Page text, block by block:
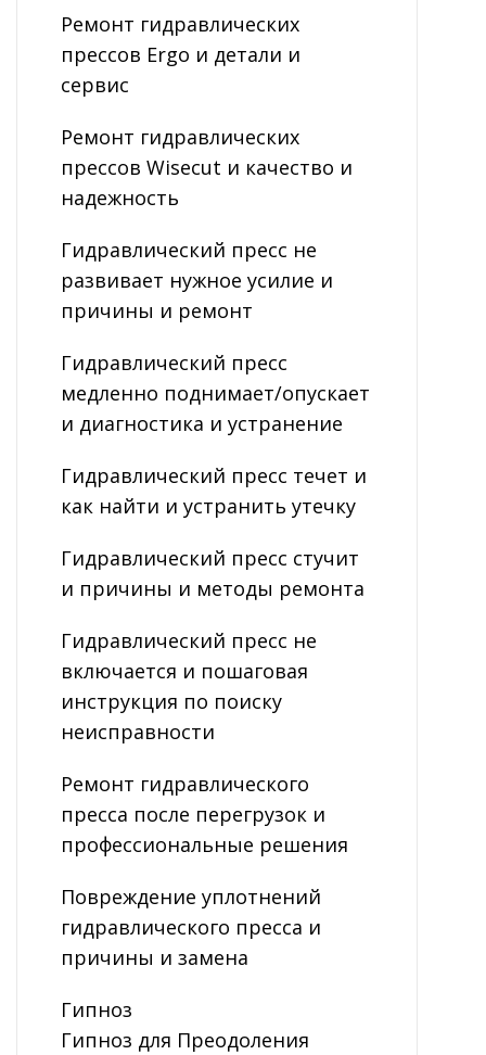
Ремонт гидравлических
прессов Ergo и детали и
сервис
Ремонт гидравлических
прессов Wisecut и качество и
надежность
Гидравлический пресс не
развивает нужное усилие и
причины и ремонт
Гидравлический пресс
медленно поднимает/опускает
и диагностика и устранение
Гидравлический пресс течет и
как найти и устранить утечку
Гидравлический пресс стучит
и причины и методы ремонта
Гидравлический пресс не
включается и пошаговая
инструкция по поиску
неисправности
Ремонт гидравлического
пресса после перегрузок и
профессиональные решения
Повреждение уплотнений
гидравлического пресса и
причины и замена
Гипноз
Гипноз для Преодоления